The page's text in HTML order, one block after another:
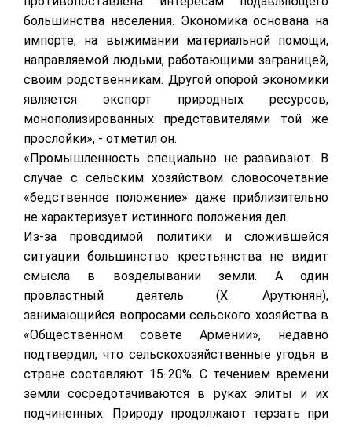
большинства населения. Экономика основана на
импорте, на выжимании материальной помощи,
направляемой людьми, работающими заграницей,
своим родственникам. Другой опорой экономики
является экспорт природных ресурсов,
монополизированных представителями той же
прослойки», - отметил он.
«Промышленность специально не развивают. В
случае с сельским хозяйством словосочетание
«бедственное положение» даже приблизительно
не характеризует истинного положения дел.
Из-за проводимой политики и сложившейся
ситуации большинство крестьянства не видит
смысла в возделывании земли. А один
провластный деятель (Х. Арутюнян),
занимающийся вопросами сельского хозяйства в
«Общественном совете Армении», недавно
подтвердил, что сельскохозяйственные угодья в
стране составляют 15-20%. С течением времени
земли сосредотачиваются в руках элиты и их
подчиненных. Природу продолжают терзать при